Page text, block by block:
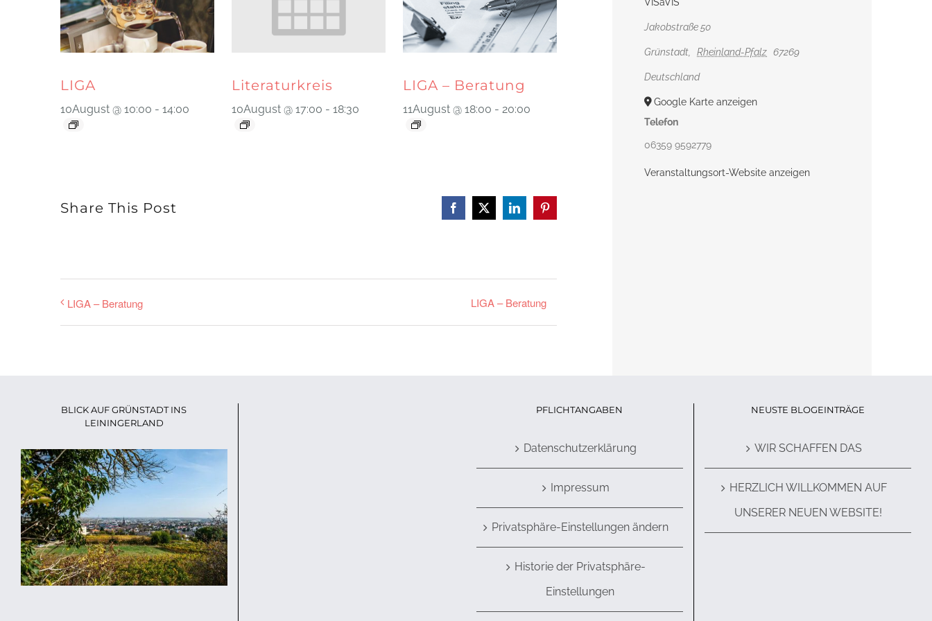
LIGA
10August @ 10:00 - 14:00
Literaturkreis
10August @ 17:00 - 18:30
LIGA – Beratung
11August @ 18:00 - 20:00
Share This Post Facebook
X LinkedInPinterest
LIGA – Beratung LIGA – Beratung
Jakobstraße 50
Grünstadt Rheinland-Pfalz 67269
Deutschland
Google Karte anzeigen
Telefon
06359 9592779
Veranstaltungsort-Website anzeigen
BLICK AUF GRÜNSTADT INS
LEININGERLAND
PFLICHTANGABEN
Datenschutzerklärung
Impressum
Privatsphäre-Einstellungen ändern
Historie der Privatsphäre-
Einstellungen
NEUSTE BLOGEINTRÄGE
WIR SCHAFFEN DAS
HERZLICH WILLKOMMEN AUF
UNSERER NEUEN WEBSITE!